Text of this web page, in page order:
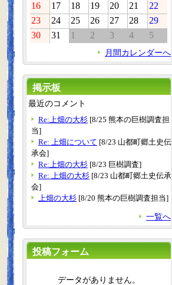
16
17 18 19 20 21
22
23
24 25 26 27 28
29
30
31 1 2 3 4 5
月間カレンダーへ
掲示板
最近のコメント
Re:上畑の大杉 [8/25 熊本の巨樹調査担
当]
Re: 上畑について [8/23 山都町郷土史伝
承会]
Re:上畑の大杉 [8/23 巨樹調査]
Re: 上畑の大杉 [8/23 山都町郷土史伝承
会]
上畑の大杉 [8/20 熊本の巨樹調査担当]
一覧へ
投稿フォーム
データがありません。